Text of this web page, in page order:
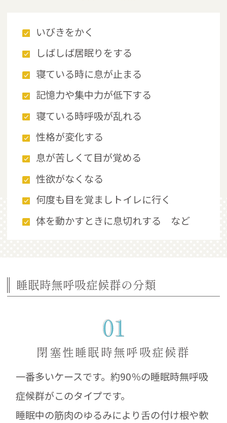
いびきをかく
しばしば居眠りをする
寝ている時に息が止まる
記憶力や集中力が低下する
寝ている時呼吸が乱れる
性格が変化する
息が苦しくて目が覚める
性欲がなくなる
何度も目を覚ましトイレに行く
体を動かすときに息切れする など
睡眠時無呼吸症候群の分類
閉塞性睡眠時無呼吸症候群
一番多いケースです。約90％の睡眠時無呼吸
症候群がこのタイプです。
睡眠中の筋肉のゆるみにより舌の付け根や軟